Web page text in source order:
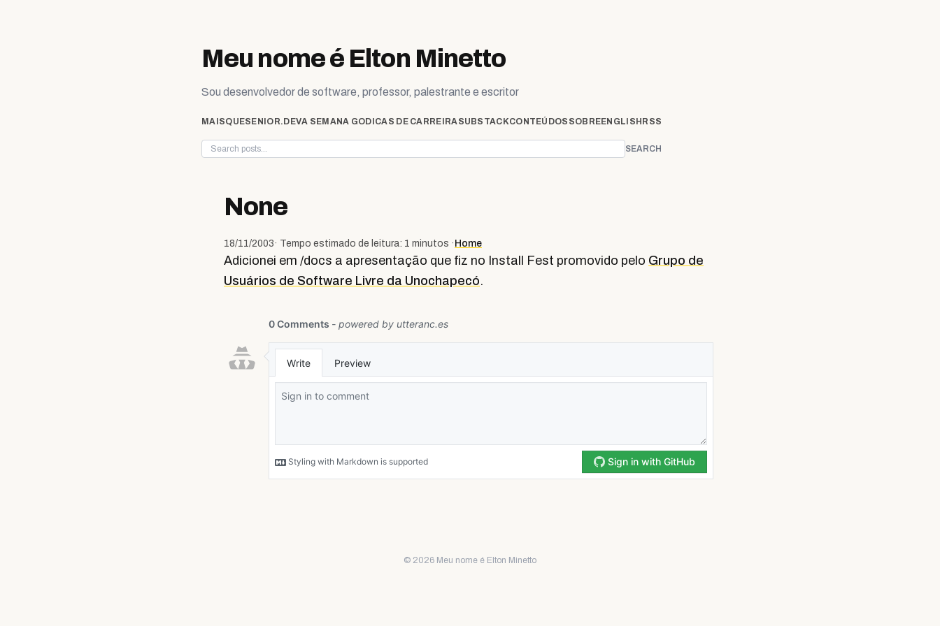
Meu nome é Elton Minetto
Sou desenvolvedor de software, professor, palestrante e escritor
MAISQUESENIOR.DEVA SEMANA GODICAS DE CARREIRASUBSTACKCONTEÚDOS SOBREENGLISH RSS
SEARCH
None
18/11/2003· Tempo estimado de leitura: 1 minutos · Home
Adicionei em /docs a apresentação que fiz no Install Fest promovido pelo Grupo de
Usuários de Software Livre da Unochapecó.
© 2026 Meu nome é Elton Minetto